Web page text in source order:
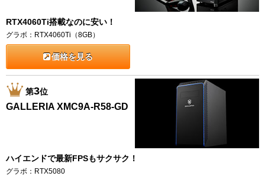
RTX4060Ti搭載なのに安い！
グラボ：RTX4060Ti（8GB）
価格を見る
第3位
GALLERIA XMC9A-R58-GD
ハイエンドで最新FPSもサクサク！
グラボ：RTX5080